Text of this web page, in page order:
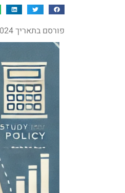
פורסם בתאריך 19/08/2024